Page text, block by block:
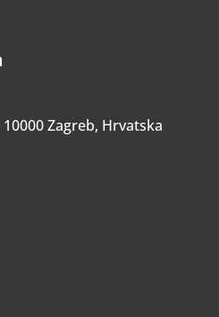
Zagreb, Hrvatska